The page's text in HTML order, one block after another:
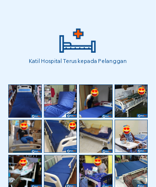
Katil Hospital Terus kepada Pelanggan